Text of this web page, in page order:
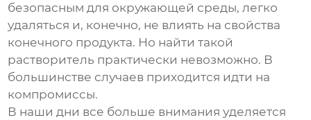
безопасным для окружающей среды, легко
удаляться и, конечно, не влиять на свойства
конечного продукта. Но найти такой
растворитель практически невозможно. В
большинстве случаев приходится идти на
компромиссы.
В наши дни все больше внимания уделяется